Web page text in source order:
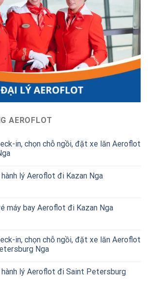
AEROFLOT
in, chọn chỗ ngồi, đặt xe lăn Aeroflot
lý Aeroflot đi Kazan Nga
máy bay Aeroflot đi Kazan Nga
in, chọn chỗ ngồi, đặt xe lăn Aeroflot
Nga
hành lý Aeroflot đi Saint Petersburg